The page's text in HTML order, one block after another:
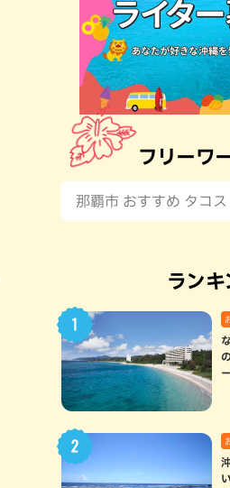
フリーワ
ランキ